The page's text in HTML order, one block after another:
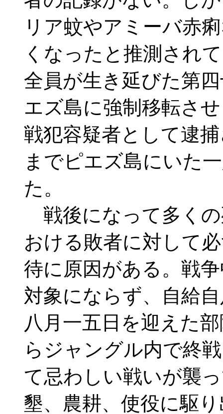
リア蚊やアミーバ赤
くなったと推測され
全員が生き延びた第
エズ島に強制移転さ
戦犯容疑者として逮
までピエズ島にいた
た。
戦後になって多く
おける敗者に対して
待に原因がある。戦
対象にならず、自給
八月一五日を迎えた
らジャングル内で終
て忌わしい戦いが襲
墾、農耕、使役に駆